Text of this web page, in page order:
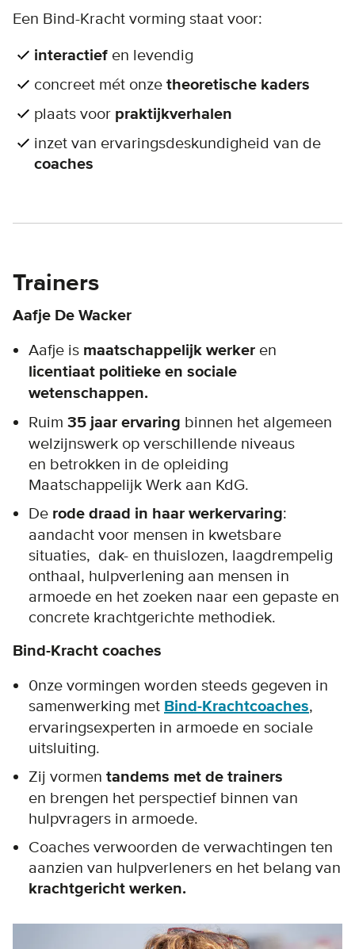
Een Bind-Kracht vorming staat voor:
interactief en levendig
concreet mét onze theoretische kaders
plaats voor praktijkverhalen
inzet van ervaringsdeskundigheid van de
coaches
Trainers
Aafje De Wacker
Aafje is maatschappelijk werker en
licentiaat politieke en sociale
wetenschappen.
Ruim 35 jaar ervaring binnen het algemeen
welzijnswerk op verschillende niveaus
en betrokken in de opleiding
Maatschappelijk Werk aan KdG.
De rode draad in haar werkervaring:
aandacht voor mensen in kwetsbare
situaties, dak- en thuislozen, laagdrempelig
onthaal, hulpverlening aan mensen in
armoede en het zoeken naar een gepaste en
concrete krachtgerichte methodiek.
Bind-Kracht coaches
0nze vormingen worden steeds gegeven in
samenwerking met Bind-Krachtcoaches,
ervaringsexperten in armoede en sociale
uitsluiting.
Zij vormen tandems met de trainers
en brengen het perspectief binnen van
hulpvragers in armoede.
Coaches verwoorden de verwachtingen ten
aanzien van hulpverleners en het belang van
krachtgericht werken.